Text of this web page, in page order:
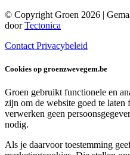
© Copyright Groen 2026 |
doorTectonica
Contact Privacybeleid
Cookies op groenzwevegem.be
Groen gebruikt functionele en
zijn om de website goed te laten
verwerken geen
nodig.
Als je daarvoor toestemming